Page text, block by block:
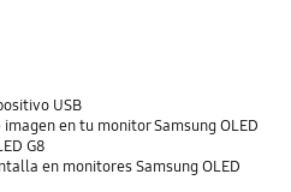
USB
en tu monitor Samsung OLED
G8
en monitores Samsung OLED